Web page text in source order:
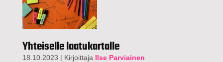
Yhteiselle laatukartalle
18.10.2023 | Kirjoittaja Ilse Parviainen